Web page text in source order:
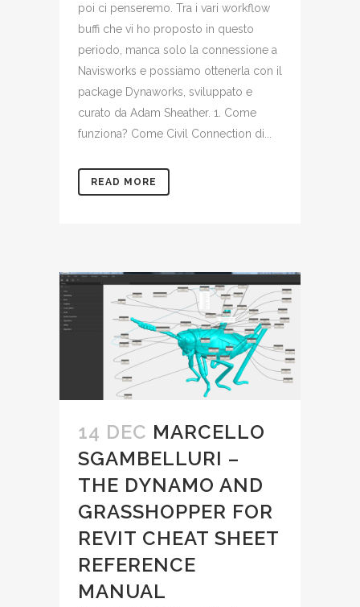
poi ci penseremo. Tra i vari workflow
buffi che vi ho proposto in questo
periodo, manca solo la connessione a
Navisworks e possiamo ottenerla con il
package Dynaworks, sviluppato e
curato da Adam Sheather. 1. Come
funziona? Come Civil Connection di...
READ MORE
14 DEC MARCELLO
SGAMBELLURI –
THE DYNAMO AND
GRASSHOPPER FOR
REVIT CHEAT SHEET
REFERENCE
MANUAL